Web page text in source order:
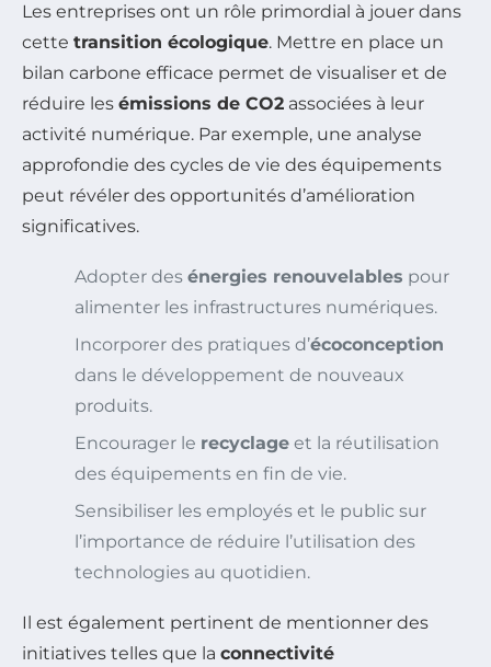
Les entreprises ont un rôle primordial à jouer dans
cette transition écologique. Mettre en place un
bilan carbone efficace permet de visualiser et de
réduire les émissions de CO2 associées à leur
activité numérique. Par exemple, une analyse
approfondie des cycles de vie des équipements
peut révéler des opportunités d’amélioration
significatives.
Adopter des énergies renouvelables pour
alimenter les infrastructures numériques.
Incorporer des pratiques d’écoconception
dans le développement de nouveaux
produits.
Encourager le recyclage et la réutilisation
des équipements en fin de vie.
Sensibiliser les employés et le public sur
l’importance de réduire l’utilisation des
technologies au quotidien.
Il est également pertinent de mentionner des
initiatives telles que la connectivité